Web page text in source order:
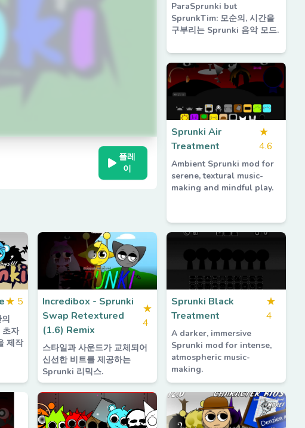
플레
이
ParaSprunki but
SprunkTim: 모순의, 시간을
구부리는 Sprunki 음악 모드.
Sprunki Air
Treatment
★
4.6
Ambient Sprunki mod for
serene, textural music-
making and mindful play.
★ 5
자
제작
Incredibox - Sprunki
Swap Retextured
(1.6) Remix
★
4
스타일과 사운드가 교체되어
신선한 비트를 제공하는
Sprunki 리믹스.
Sprunki Black
Treatment
★
4
A darker, immersive
Sprunki mod for intense,
atmospheric music-
making.